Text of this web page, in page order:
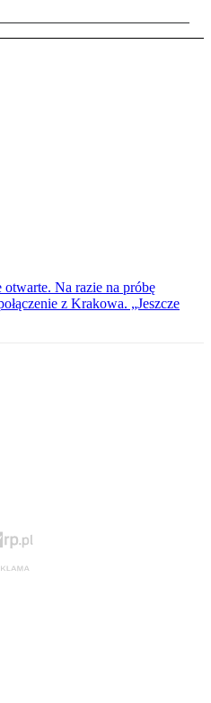
Na razie na próbę
z Krakowa. „Jeszcze